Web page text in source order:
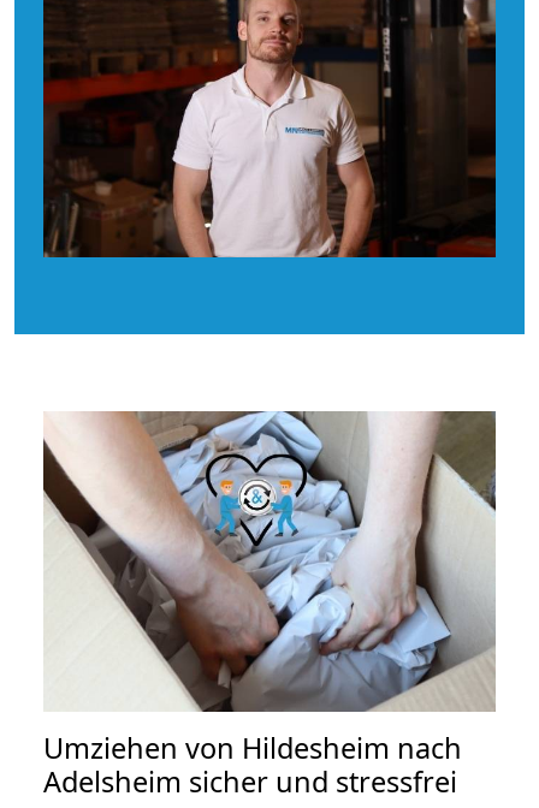
Umziehen von Hildesheim nach
Adelsheim sicher und stressfrei